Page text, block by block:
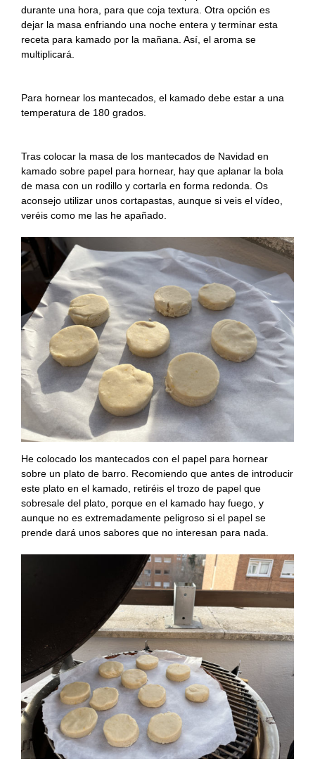
durante una hora, para que coja textura. Otra opción es
dejar la masa enfriando una noche entera y terminar esta
receta para kamado por la mañana. Así, el aroma se
multiplicará.
Para hornear los mantecados, el kamado debe estar a una
temperatura de 180 grados.
Tras colocar la masa de los mantecados de Navidad en
kamado sobre papel para hornear, hay que aplanar la bola
de masa con un rodillo y cortarla en forma redonda. Os
aconsejo utilizar unos cortapastas, aunque si veis el vídeo,
veréis como me las he apañado.
He colocado los mantecados con el papel para hornear
sobre un plato de barro. Recomiendo que antes de introducir
este plato en el kamado, retiréis el trozo de papel que
sobresale del plato, porque en el kamado hay fuego, y
aunque no es extremadamente peligroso si el papel se
prende dará unos sabores que no interesan para nada.